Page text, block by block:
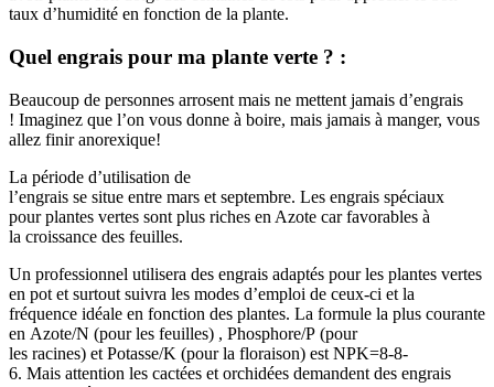
taux d’humidité en fonction de la plante.
Quel engrais pour ma plante verte ? :
Beaucoup de personnes arrosent mais ne mettent jamais d’engrais
! Imaginez que l’on vous donne à boire, mais jamais à manger, vous
allez finiranorexique!
La période d’utilisation de
l’engrais se situe entre mars et septembre. Les engrais spéciaux
pourplantes vertes sont plus riches en Azote car favorables à
la croissance des feuilles.
Un professionnel utilisera des engrais adaptés pour les plantes vertes
en pot et surtout suivra les modes d’emploi de ceux-ci et la
fréquence idéale en fonction des plantes. La formule la plus courante
en Azote/N (pour les feuilles) , Phosphore/P (pour
les racines) et Potasse/K (pour la floraison) est NPK=8-8-
6. Mais attention les cactées et orchidées demandent des engrais